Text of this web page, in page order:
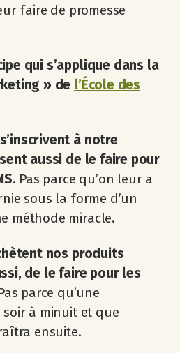
faire de promesse
qui s’applique dans la
» de l’École des
à notre
aussi de le faire pour
. Pas parce qu’on leur a
sous la forme d’un
méthode miracle.
nos produits
de le faire pour les
parce qu’une
soir à minuit et que
ensuite.